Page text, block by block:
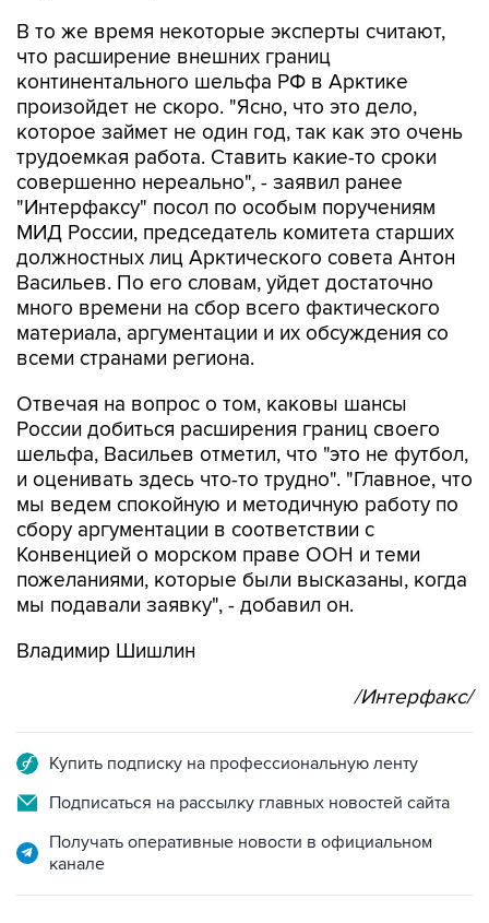
В то же время некоторые эксперты считают,
что расширение внешних границ
континентального шельфа РФ в Арктике
произойдет не скоро. "Ясно, что это дело,
которое займет не один год, так как это очень
трудоемкая работа. Ставить какие-то сроки
совершенно нереально", - заявил ранее
"Интерфаксу" посол по особым поручениям
МИД России, председатель комитета старших
должностных лиц Арктического совета Антон
Васильев. По его словам, уйдет достаточно
много времени на сбор всего фактического
материала, аргументации и их обсуждения со
всеми странами региона.
Отвечая на вопрос о том, каковы шансы
России добиться расширения границ своего
шельфа, Васильев отметил, что "это не футбол,
и оценивать здесь что-то трудно". "Главное, что
мы ведем спокойную и методичную работу по
сбору аргументации в соответствии с
Конвенцией о морском праве ООН и теми
пожеланиями, которые были высказаны, когда
мы подавали заявку", - добавил он.
Владимир Шишлин
/Интерфакс/
Купить подписку на профессиональную ленту
Подписаться на рассылку главных новостей сайта
Получать оперативные новости в официальном
канале